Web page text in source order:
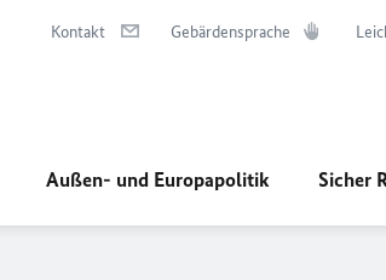
Kontakt Gebärdensprache
Außen- und Europapolitik Sicher